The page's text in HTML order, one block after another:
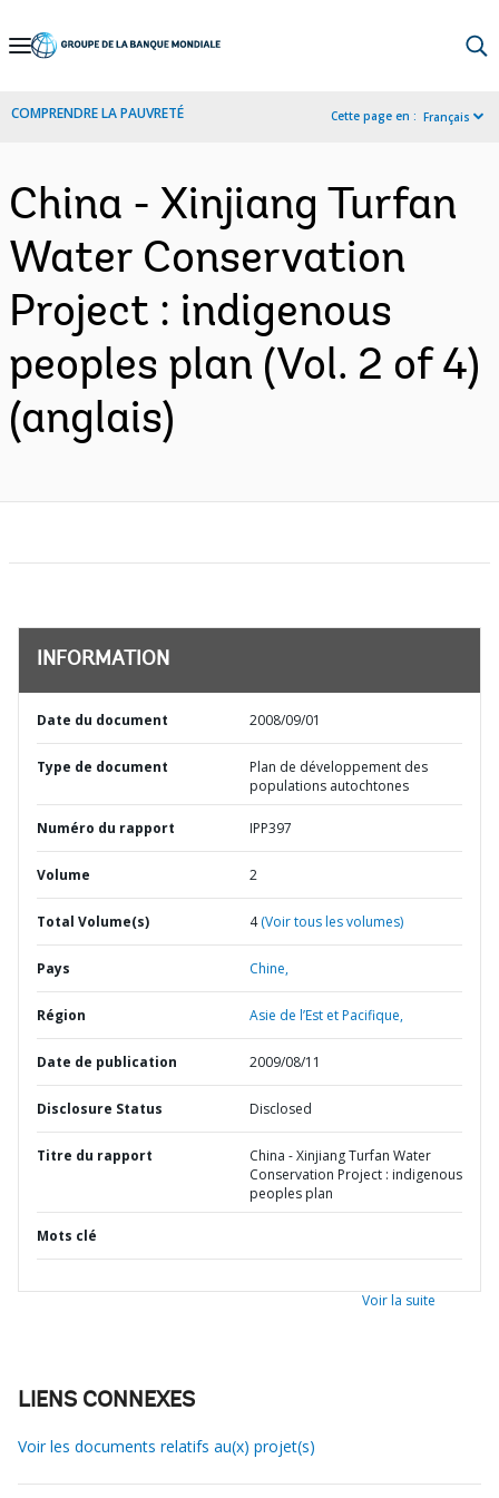
Skip
Navigation
COMPRENDRE LA PAUVRETÉ Cette page en : Français
China - Xinjiang Turfan
Water Conservation
Project : indigenous
peoples plan (Vol. 2 of 4)
(anglais)
INFORMATION
Date du document 2008/09/01
Type de document
Plan de développement des
populations autochtones
Numéro du rapport IPP397
Volume 2
Total Volume(s) 4(Voir tous les volumes)
Pays Chine,
Région Asie de l’Est et Pacifique,
Date de publication 2009/08/11
Disclosure Status Disclosed
Titre du rapport
China - Xinjiang Turfan Water
Conservation Project : indigenous
peoples plan
Mots clé
Voir la suite
LIENS CONNEXES
Voir les documents relatifs au(x) projet(s)